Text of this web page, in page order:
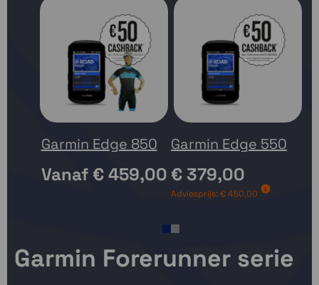
Garmin Edge 850
Vanaf € 459,00
Garmin Edge 550
€ 379,00
Adviesprijs:€ 450,00
1 2
Garmin Forerunner serie